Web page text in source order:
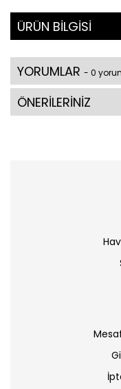
ÜRÜN BİLGİSİ
YORUMLAR - 0
ÖNERİLERİNİZ